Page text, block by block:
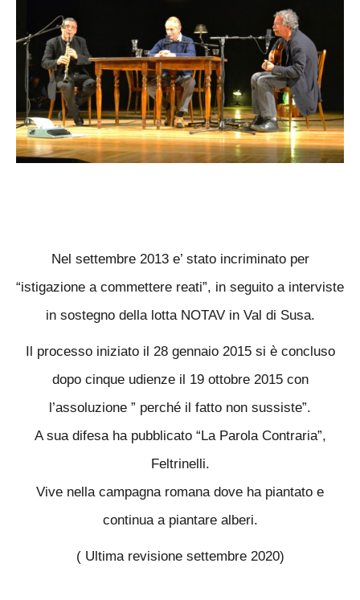
Nel settembre 2013 e’ stato incriminato per
“istigazione a commettere reati”, in seguito a interviste
in sostegno della lotta NOTAV in Val di Susa.
Il processo iniziato il 28 gennaio 2015 si è concluso
dopo cinque udienze il 19 ottobre 2015 con
l’assoluzione ” perché il fatto non sussiste”.
A sua difesa ha pubblicato “La Parola Contraria”,
Feltrinelli.
Vive nella campagna romana dove ha piantato e
continua a piantare alberi.
( Ultima revisione settembre 2020)